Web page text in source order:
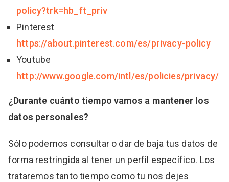
policy?trk=hb_ft_priv
Pinterest
https://about.pinterest.com/es/privacy-policy
Youtube
http://www.google.com/intl/es/policies/privacy/
¿Durante cuánto tiempo vamos a mantener los
datos personales?
Sólo podemos consultar o dar de baja tus datos de
forma restringida al tener un perfil específico. Los
trataremos tanto tiempo como tu nos dejes